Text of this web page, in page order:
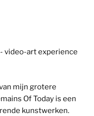
video-art experience
mijn grotere
Of Today is een
kunstwerken.